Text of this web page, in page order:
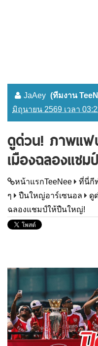
JaAey (ทีมงาน
มิถุนายน 2569 เวลา
ดูด่วน! ภาพแ
เมืองฉลองแช
หน้าแรกTeeNee
ที่นี่กี
ๆ
ปืนใหญ่อาร์เซนอล
ดู
ฉลองแชมป์ให้ปืนใหญ่!